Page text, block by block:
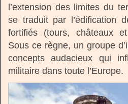
l’extension des limites du
se traduit par l’édification
fortifiés (tours, châteaux
Sous ce règne, un groupe
concepts audacieux qui
militaire dans toute l’Europe.